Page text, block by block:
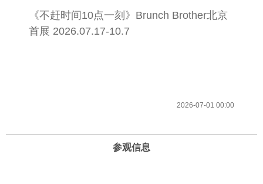
《不赶时间10点一刻》Brunch Brother北京
首展 2026.07.17-10.7
2026-07-01 00:00
参观信息